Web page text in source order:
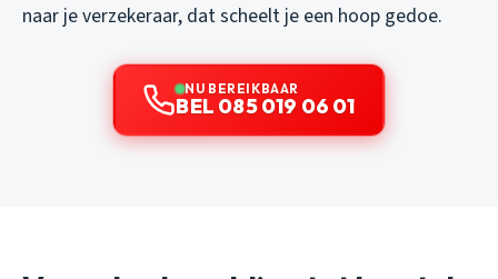
naar je verzekeraar, dat scheelt je een hoop gedoe.
NU BEREIKBAAR
BEL 085 019 06 01